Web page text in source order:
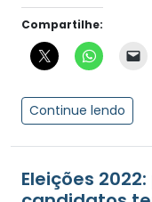
Compartilhe:
Continue lendo
Eleições